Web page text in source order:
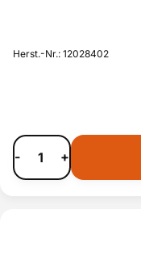
Herst.-Nr.: 12028402
- +